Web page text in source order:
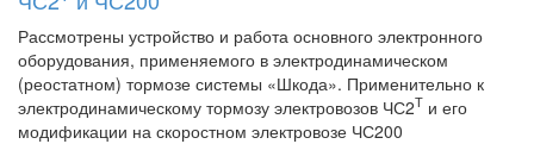
Рассмотрены устройство и работа основного электронного
оборудования, применяемого в электродинамическом
(реостатном) тормозе системы «Шкода». Применительно к
электродинамическому тормозу электровозов ЧС2Т и его
модификации на скоростном электровозе ЧС200